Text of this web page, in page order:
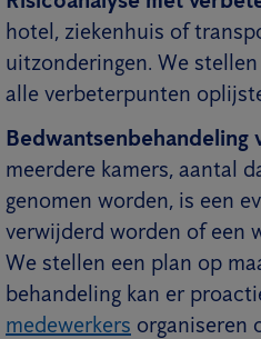
hotel, ziekenhuis of
uitzonderingen. We
alle verbeterpunten
Bedwantsenbehandeling
meerdere kamers, aantal
genomen worden, is een
verwijderd worden of een
We stellen een plan op
behandeling kan er
medewerkers organiseren